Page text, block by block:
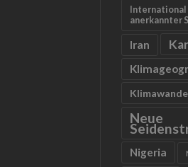
anerkannter
Iran
Neue
Nigeria